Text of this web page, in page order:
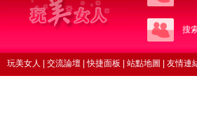
搜
玩美女人 | 交流論壇 |快捷面板 | 站點地圖 | 友情連